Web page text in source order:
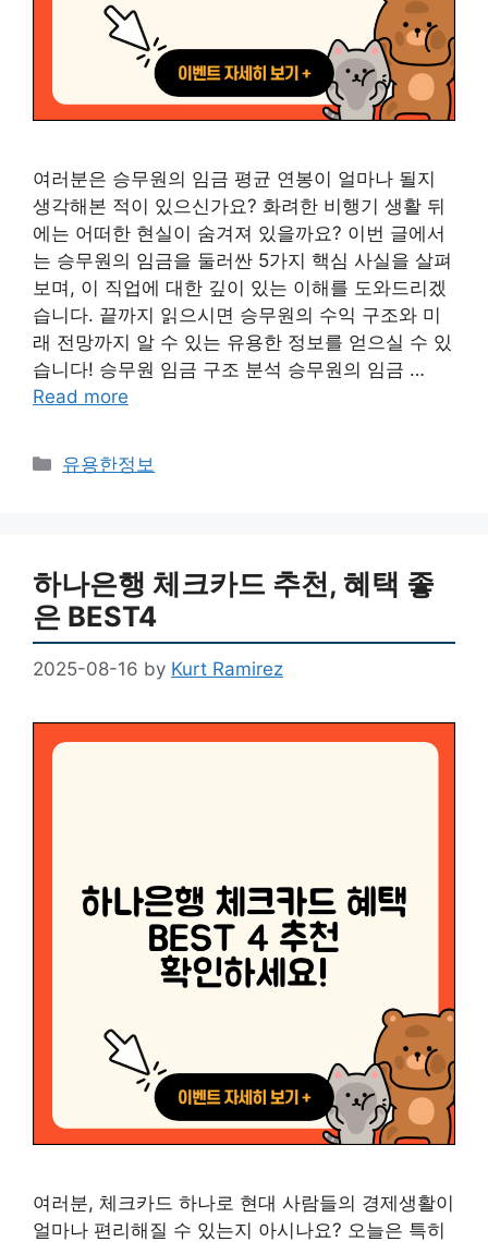
여러분은 승무원의 임금 평균 연봉이 얼마나 될지
생각해본 적이 있으신가요? 화려한 비행기 생활 뒤
에는 어떠한 현실이 숨겨져 있을까요? 이번 글에서
는 승무원의 임금을 둘러싼 5가지 핵심 사실을 살펴
보며, 이 직업에 대한 깊이 있는 이해를 도와드리겠
습니다. 끝까지 읽으시면 승무원의 수익 구조와 미
래 전망까지 알 수 있는 유용한 정보를 얻으실 수 있
습니다! 승무원 임금 구조 분석 승무원의 임금 …
Read more
Categories
유용한정보
하나은행 체크카드 추천, 혜택 좋
은 BEST4
2025-08-16 by Kurt Ramirez
여러분, 체크카드 하나로 현대 사람들의 경제생활이
얼마나 편리해질 수 있는지 아시나요? 오늘은 특히